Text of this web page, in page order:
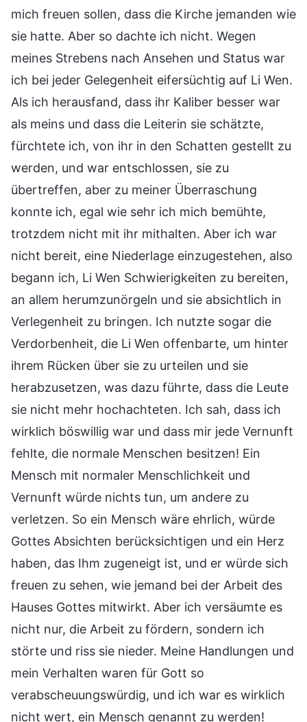
mich freuen sollen, dass die Kirche jemanden wie
sie hatte. Aber so dachte ich nicht. Wegen
meines Strebens nach Ansehen und Status war
ich bei jeder Gelegenheit eifersüchtig auf Li Wen.
Als ich herausfand, dass ihr Kaliber besser war
als meins und dass die Leiterin sie schätzte,
fürchtete ich, von ihr in den Schatten gestellt zu
werden, und war entschlossen, sie zu
übertreffen, aber zu meiner Überraschung
konnte ich, egal wie sehr ich mich bemühte,
trotzdem nicht mit ihr mithalten. Aber ich war
nicht bereit, eine Niederlage einzugestehen, also
begann ich, Li Wen Schwierigkeiten zu bereiten,
an allem herumzunörgeln und sie absichtlich in
Verlegenheit zu bringen. Ich nutzte sogar die
Verdorbenheit, die Li Wen offenbarte, um hinter
ihrem Rücken über sie zu urteilen und sie
herabzusetzen, was dazu führte, dass die Leute
sie nicht mehr hochachteten. Ich sah, dass ich
wirklich böswillig war und dass mir jede Vernunft
fehlte, die normale Menschen besitzen! Ein
Mensch mit normaler Menschlichkeit und
Vernunft würde nichts tun, um andere zu
verletzen. So ein Mensch wäre ehrlich, würde
Gottes Absichten berücksichtigen und ein Herz
haben, das Ihm zugeneigt ist, und er würde sich
freuen zu sehen, wie jemand bei der Arbeit des
Hauses Gottes mitwirkt. Aber ich versäumte es
nicht nur, die Arbeit zu fördern, sondern ich
störte und riss sie nieder. Meine Handlungen und
mein Verhalten waren für Gott so
verabscheuungswürdig, und ich war es wirklich
nicht wert, ein Mensch genannt zu werden!